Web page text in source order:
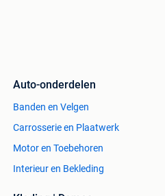
Auto-onderdelen
Banden en Velgen
Carrosserie en Plaatwerk
Motor en Toebehoren
Interieur en Bekleding